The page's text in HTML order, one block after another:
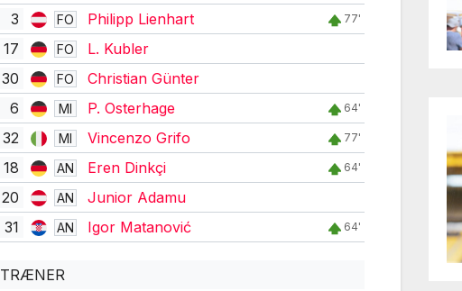
3
FO Philipp Lienhart 77'
17 FO
L. Kubler
30
FO
Christian Günter
6
MI P. Osterhage 64'
32 MI Vincenzo Grifo 77'
18 AN Eren Dinkçi 64'
20 AN
Junior Adamu
31
AN Igor Matanović 64'
TRÆNER